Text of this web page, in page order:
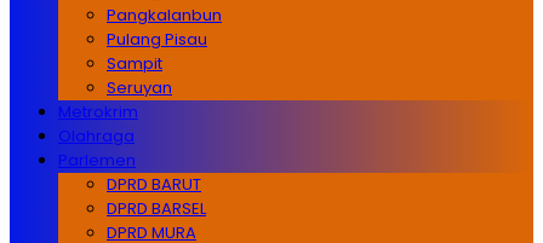
Pangkalanbun
Pulang Pisau
Sampit
Seruyan
Metrokrim
Olahraga
Parlemen
DPRD BARUT
DPRD BARSEL
DPRD MURA